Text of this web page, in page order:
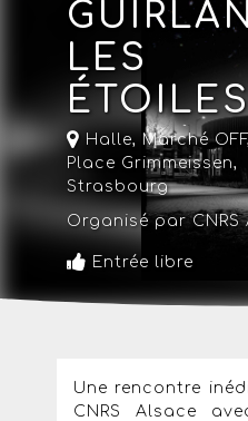
LES
Halle, Marché OFF,
Place Grimmeissen,
Strasbourg
Organisé par CNRS
Entrée libre
Une rencontre
CNRS Alsace